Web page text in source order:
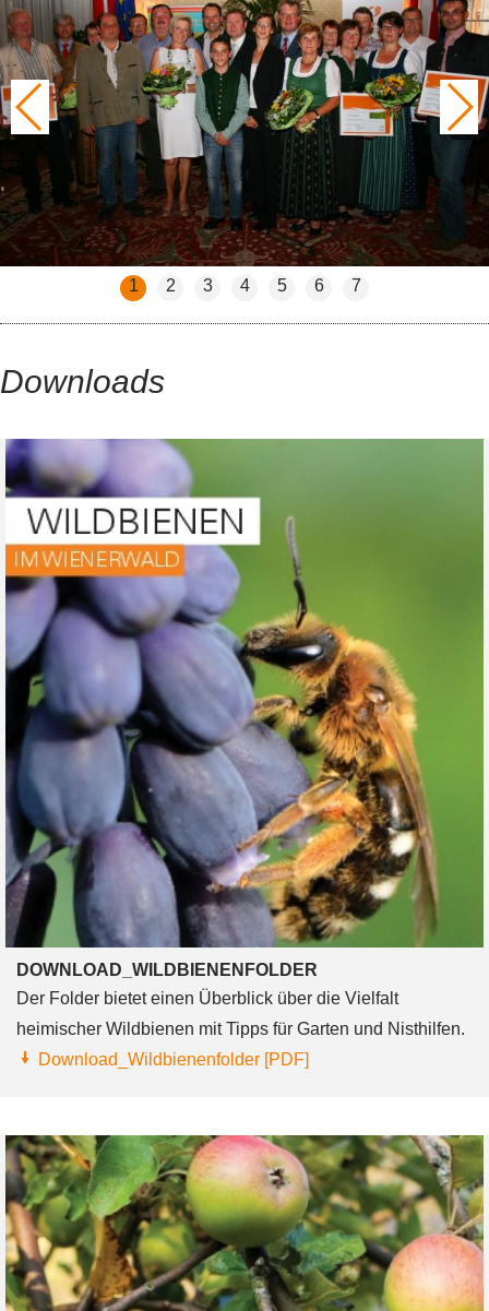
1 2 3 4 5 6 7
Downloads
DOWNLOAD_WILDBIENENFOLDER
Der Folder bietet einen Überblick über die Vielfalt
heimischer Wildbienen mit Tipps für Garten und Nisthilfen.
Download_Wildbienenfolder [PDF]